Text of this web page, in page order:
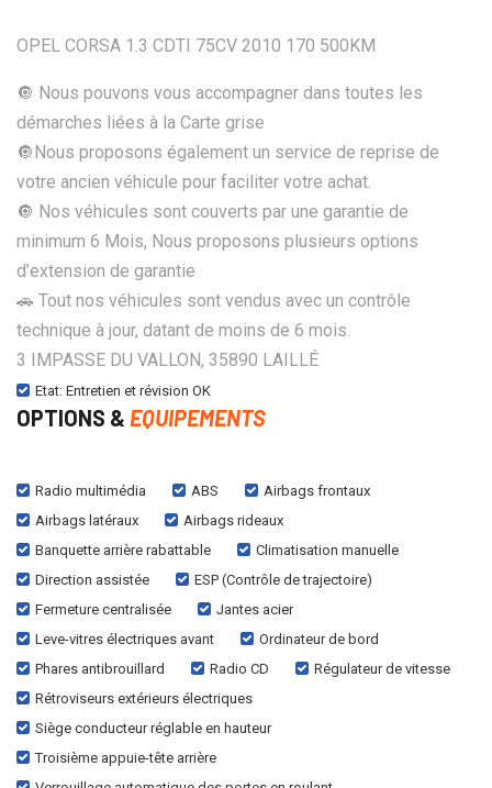
OPEL CORSA 1.3 CDTI 75CV 2010 170 500KM
🔘 Nous pouvons vous accompagner dans toutes les
démarches liées à la Carte grise
🔘Nous proposons également un service de reprise de
votre ancien véhicule pour faciliter votre achat.
🔘 Nos véhicules sont couverts par une garantie de
minimum 6 Mois, Nous proposons plusieurs options
d’extension de garantie
🚗 Tout nos véhicules sont vendus avec un contrôle
technique à jour, datant de moins de 6 mois.
3 IMPASSE DU VALLON, 35890 LAILLÉ
Etat: Entretien et révision OK
OPTIONS & EQUIPEMENTS
Radio multimédia ABS
Airbags frontaux
Airbags latéraux
Airbags rideaux
Banquette arrière rabattable
Climatisation manuelle
Direction assistée
ESP (Contrôle de trajectoire)
Fermeture centralisée
Jantes acier
Leve-vitres électriques avant
Ordinateur de bord
Phares antibrouillard
Radio CD
Régulateur de vitesse
Rétroviseurs extérieurs électriques
Siège conducteur réglable en hauteur
Troisième appuie-tête arrière